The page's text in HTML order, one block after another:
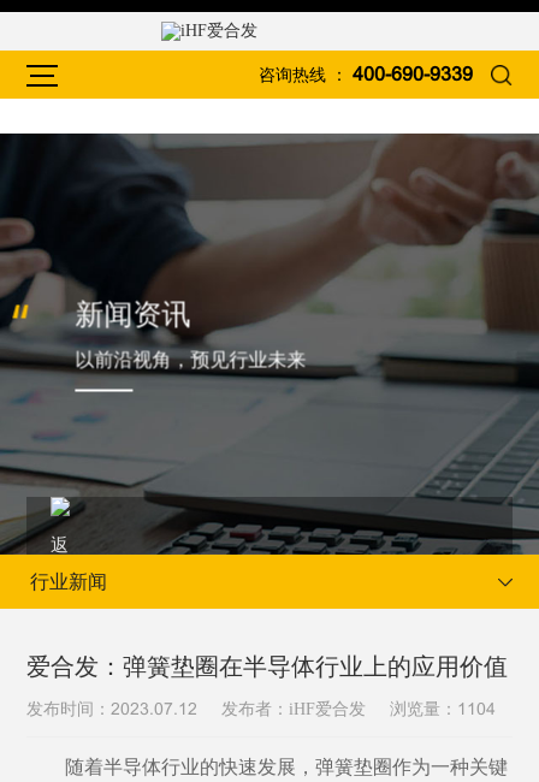
咨询热线 ： 400-690-9339
新闻资讯
以前沿视角，预见行业未来
当前位置：首页 新闻资讯 行业新闻
行业新闻
爱合发：弹簧垫圈在半导体行业上的应用价值
发布时间：2023.07.12 发布者：iHF爱合发 浏览量： 1104
随着半导体行业的快速发展，弹簧垫圈作为一种关键